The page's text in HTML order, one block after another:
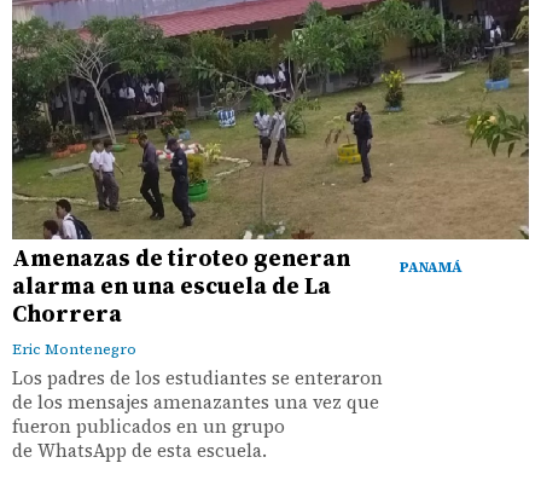
PANAMÁ
Amenazas de tiroteo generan
alarma en una escuela de La
Chorrera
Eric Montenegro
Los padres de los estudiantes se enteraron
de los mensajes amenazantes una vez que
fueron publicados en un grupo
de WhatsApp de esta escuela.